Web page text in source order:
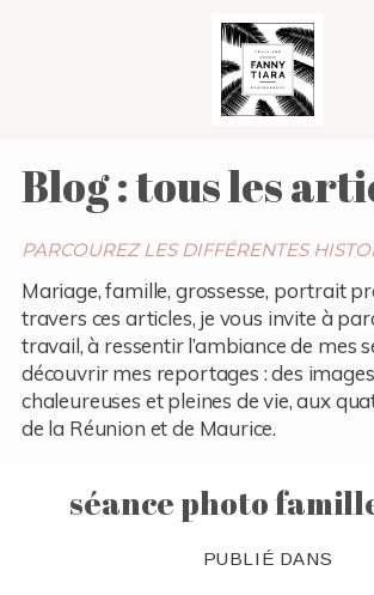
Blog : tous les
PARCOUREZ LES DIFFÉRENTES
Mariage, famille, grossesse, portrait
travers ces articles, je vous invite à
travail, à ressentir l’ambiance de mes
découvrir mes reportages : des
chaleureuses et pleines de vie, aux
de la Réunion et de Maurice.
séance photo
PUBLIÉ DANS